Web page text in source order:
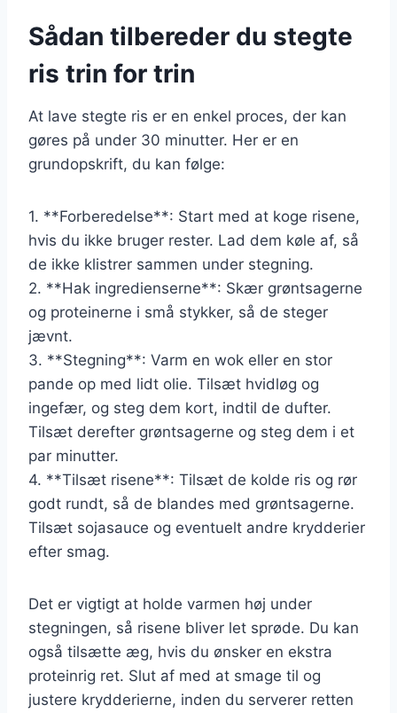
Sådan tilbereder du stegte
ris trin for trin
At lave stegte ris er en enkel proces, der kan
gøres på under 30 minutter. Her er en
grundopskrift, du kan følge:
1. **Forberedelse**: Start med at koge risene,
hvis du ikke bruger rester. Lad dem køle af, så
de ikke klistrer sammen under stegning.
2. **Hak ingredienserne**: Skær grøntsagerne
og proteinerne i små stykker, så de steger
jævnt.
3. **Stegning**: Varm en wok eller en stor
pande op med lidt olie. Tilsæt hvidløg og
ingefær, og steg dem kort, indtil de dufter.
Tilsæt derefter grøntsagerne og steg dem i et
par minutter.
4. **Tilsæt risene**: Tilsæt de kolde ris og rør
godt rundt, så de blandes med grøntsagerne.
Tilsæt sojasauce og eventuelt andre krydderier
efter smag.
Det er vigtigt at holde varmen høj under
stegningen, så risene bliver let sprøde. Du kan
også tilsætte æg, hvis du ønsker en ekstra
proteinrig ret. Slut af med at smage til og
justere krydderierne, inden du serverer retten